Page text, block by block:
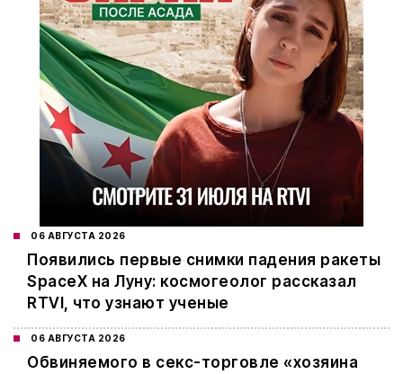
06 АВГУСТА 2026
Появились первые снимки падения ракеты
SpaceX на Луну: космогеолог рассказал
RTVI, что узнают ученые
06 АВГУСТА 2026
Обвиняемого в секс-торговле «хозяина